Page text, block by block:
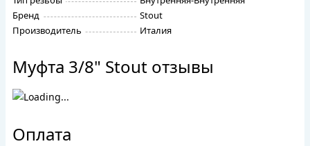
Бренд
Stout
Производитель
Италия
Муфта 3/8" Stout отзывы
Оплата